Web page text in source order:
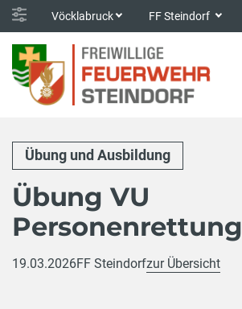
Vöcklabruck FF Steindorf
Übung und Ausbildung
Übung VU
Personenrettung
19.03.2026FF Steindorfzur Übersicht